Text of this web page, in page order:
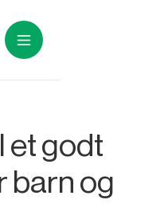
et godt
barn og